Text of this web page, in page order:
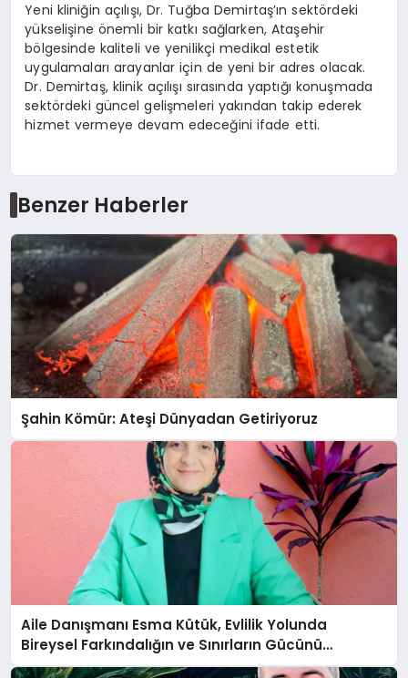
Yeni kliniğin açılışı, Dr. Tuğba Demirtaş’ın sektördeki
yükselişine önemli bir katkı sağlarken, Ataşehir
bölgesinde kaliteli ve yenilikçi medikal estetik
uygulamaları arayanlar için de yeni bir adres olacak.
Dr. Demirtaş, klinik açılışı sırasında yaptığı konuşmada
sektördeki güncel gelişmeleri yakından takip ederek
hizmet vermeye devam edeceğini ifade etti.
Benzer Haberler
Şahin Kömür: Ateşi Dünyadan Getiriyoruz
Aile Danışmanı Esma Kütük, Evlilik Yolunda
Bireysel Farkındalığın ve Sınırların Gücünü
Anlatıyor